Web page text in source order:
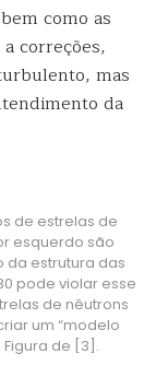
como as
correções,
mas
da
de estrelas de
esquerdo são
da estrutura das
pode violar esse
de nêutrons
um “modelo
de [3].